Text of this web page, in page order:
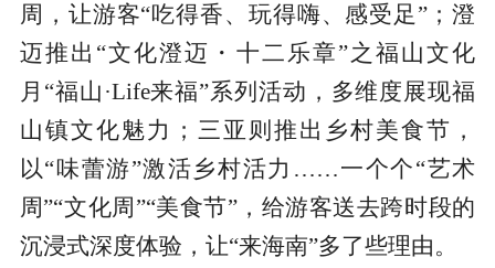
周，让游客“吃得香、玩得嗨、感受足”；澄
迈推出“文化澄迈・十二乐章”之福山文化
月“福山·Life来福”系列活动，多维度展现福
山镇文化魅力；三亚则推出乡村美食节，
以“味蕾游”激活乡村活力……一个个“艺术
周”“文化周”“美食节”，给游客送去跨时段的
沉浸式深度体验，让“来海南”多了些理由。